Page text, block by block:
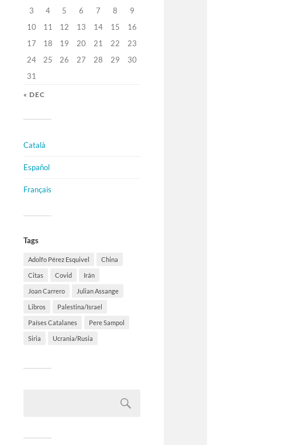
3
4 5 6 7 8
9
10
11 12 13 14 15
16
17
18 19 20 21 22
23
24
25 26 27 28 29
30
31
« DEC
Català
Español
Français
Tags
Adolfo Pérez Esquivel China
Citas Covid Irán
Joan Carrero Julian Assange
Libros Palestina/Israel
Países Catalanes Pere Sampol
Siria Ucrania/Rusia